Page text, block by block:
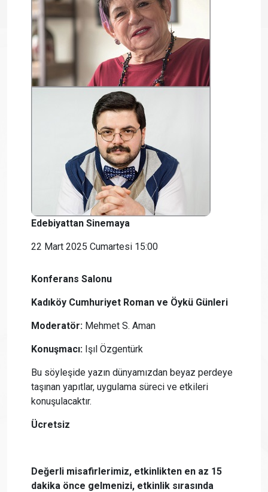
Edebiyattan Sinemaya
22 Mart 2025 Cumartesi 15:00
Konferans Salonu
Kadıköy Cumhuriyet Roman ve Öykü Günleri​
Moderatör: Mehmet S. Aman
Konuşmacı: Işıl Özgentürk
Bu söyleşide yazın dünyamızdan beyaz perdeye
taşınan yapıtlar, uygulama süreci ve etkileri
konuşulacaktır.
Ücretsiz
Değerli misafirlerimiz, etkinlikten en az 15
dakika önce gelmenizi, etkinlik sırasında